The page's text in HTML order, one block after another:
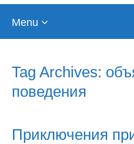
Menu
Tag Archives:
поведения
Приключения